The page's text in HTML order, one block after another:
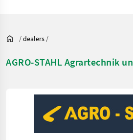
/dealers /
AGRO-STAHL Agrartechnik